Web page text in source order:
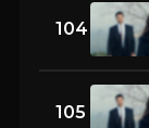
104
105